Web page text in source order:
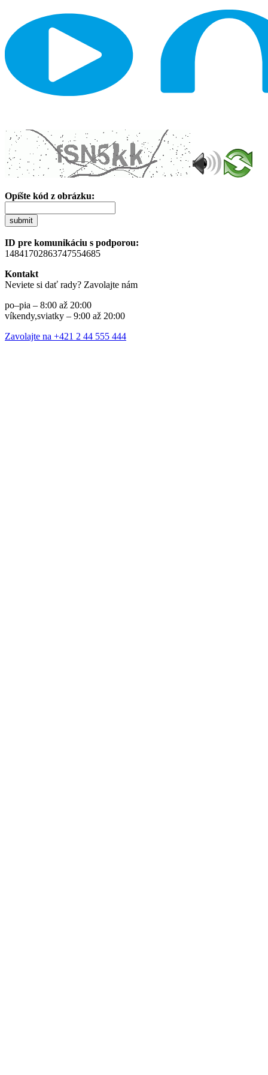
Opíšte kód z obrázku:
submit
ID pre komunikáciu s podporou:
14841702863747554685
Kontakt
Neviete si dať rady? Zavolajte nám
po–pia – 8:00 až 20:00
víkendy,sviatky – 9:00 až 20:00
Zavolajte na +421 2 44 555 444